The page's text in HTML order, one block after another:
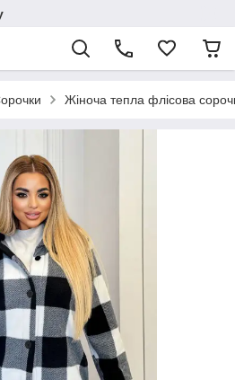
Жіноча тепла флісова